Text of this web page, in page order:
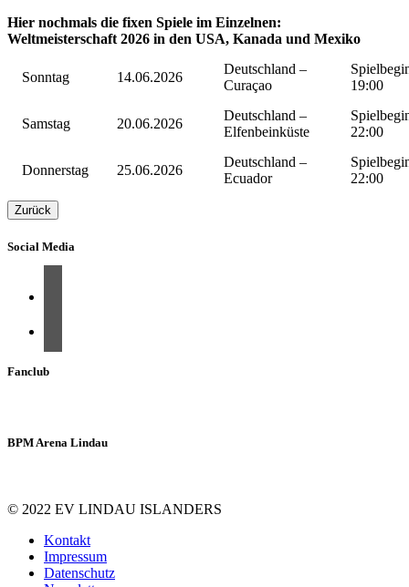
Hier nochmals die fixen Spiele im Einzelnen:
Weltmeisterschaft 2026 in den USA, Kanada und Mexiko
Sonntag 14.06.2026
Deutschland –
Curaçao
19:00
Samstag 20.06.2026
Deutschland –
Elfenbeinküste
22:00
Donnerstag 25.06.2026
Deutschland –
Ecuador
22:00
Zurück
Social Media
Fanclub
BPM Arena Lindau
© 2022 EV LINDAU ISLANDERS
Kontakt
Impressum
Datenschutz